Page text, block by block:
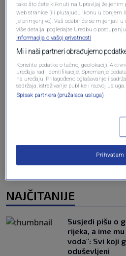
Oglas
NAJČITANIJE
Susjedi pišu o
rijeka, a ime
voda": Svi koji
oduševljeni
tako što ćete kliknuti na Upravljaj željenim
web stranice [ili plutajuću ikonu u donjem
je primjenjivo]. Vaš odabir će se mijenjati u
više detalja, pogledajte Uredbu o
informacija o vašoj privatnosti
Mi i naši partneri obrađujemo
Koristite podatke o tačnoj geolokaciji.
uređaja radi identifikacije. Spremanje
na uređaju. Prilagođeno oglašavanje i
sadržaja, istraživanje publike i razvoj usluga.
Spisak partnera (pružalaca usluga)
Prihvatam